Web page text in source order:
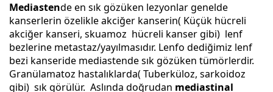
Mediastende en sık gözüken lezyonlar genelde
kanserlerin özelikle akciğer kanserin( Küçük hücreli
akciğer kanseri, skuamoz hücreli kanser gibi) lenf
bezlerine metastaz/yayılmasıdır. Lenfo dediğimiz lenf
bezi kanseride mediastende sık gözüken tümörlerdir.
Granülamatoz hastalıklarda( Tuberküloz, sarkoidoz
gibi) sık görülür. Aslında doğrudan mediastinal